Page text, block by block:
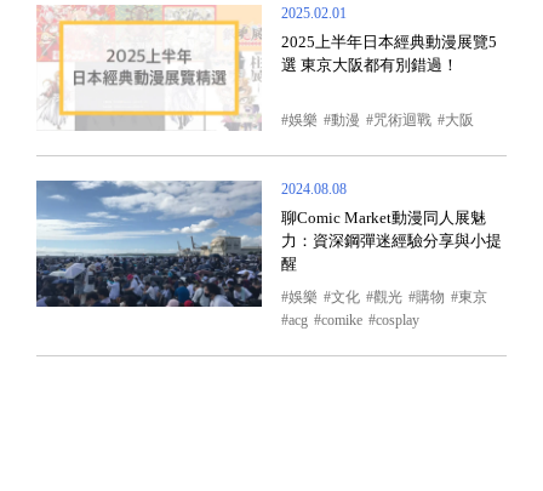
2025.02.01
2025上半年日本經典動漫展覽5
選 東京大阪都有別錯過！
娛樂 動漫 咒術迴戰 大阪
2024.08.08
聊Comic Market動漫同人展魅
力：資深鋼彈迷經驗分享與小提
醒
娛樂 文化 觀光 購物
東京
acg
comike cosplay